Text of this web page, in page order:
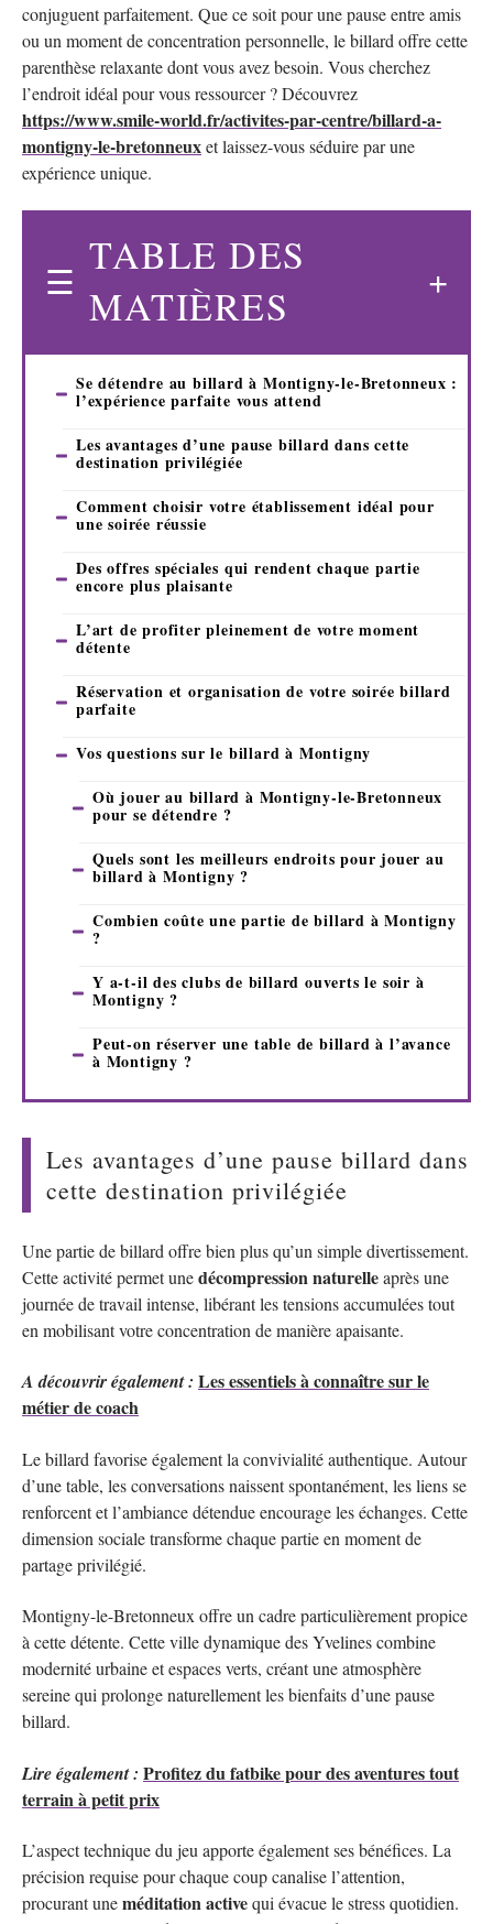
conjuguent parfaitement. Que ce soit pour une pause entre amis
ou un moment de concentration personnelle, le billard offre cette
parenthèse relaxante dont vous avez besoin. Vous cherchez
l’endroit idéal pour vous ressourcer ? Découvrez
https://www.smile-world.fr/activites-par-centre/billard-a-
montigny-le-bretonneuxet laissez-vous séduire par une
expérience unique.
TABLE DES
MATIÈRES
Se détendre au billard à Montigny-le-Bretonneux :
l’expérience parfaite vous attend
Les avantages d’une pause billard dans cette
destination privilégiée
Comment choisir votre établissement idéal pour
une soirée réussie
Des offres spéciales qui rendent chaque partie
encore plus plaisante
L’art de profiter pleinement de votre moment
détente
Réservation et organisation de votre soirée billard
parfaite
Vos questions sur le billard à Montigny
Où jouer au billard à Montigny-le-Bretonneux
pour se détendre ?
Quels sont les meilleurs endroits pour jouer au
billard à Montigny ?
Combien coûte une partie de billard à Montigny
?
Y a-t-il des clubs de billard ouverts le soir à
Montigny ?
Peut-on réserver une table de billard à l’avance
à Montigny ?
Les avantages d’une pause billard dans
cette destination privilégiée
Une partie de billard offre bien plus qu’un simple divertissement.
Cette activité permet unedécompression naturelleaprès une
journée de travail intense, libérant les tensions accumulées tout
en mobilisant votre concentration de manière apaisante.
A découvrir également : Les essentiels à connaître sur le
métier de coach
Le billard favorise également la convivialité authentique. Autour
d’une table, les conversations naissent spontanément, les liens se
renforcent et l’ambiance détendue encourage les échanges. Cette
dimension sociale transforme chaque partie en moment de
partage privilégié.
Montigny-le-Bretonneux offre un cadre particulièrement propice
à cette détente. Cette ville dynamique des Yvelines combine
modernité urbaine et espaces verts, créant une atmosphère
sereine qui prolonge naturellement les bienfaits d’une pause
billard.
Lire également : Profitez du fatbike pour des aventures tout
terrain à petit prix
L’aspect technique du jeu apporte également ses bénéfices. La
précision requise pour chaque coup canalise l’attention,
procurant uneméditation activequi évacue le stress quotidien.